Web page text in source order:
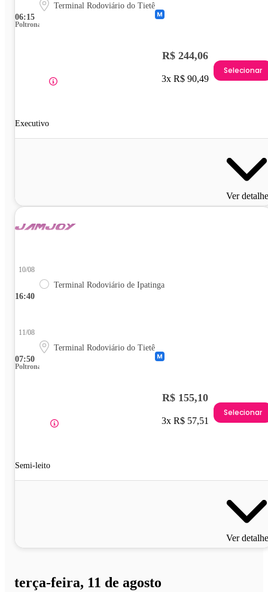
06:15
Terminal Rodoviário do Tietê
Poltrona
Executivo
R$ 244,06
3x R$ 90,49
Selecionar
Ver
16:40
10/08
Terminal Rodoviário de Ipatinga
07:50
11/08
Terminal Rodoviário do Tietê
Poltrona
Semi-leito
R$ 155,10
3x R$ 57,51
Selecionar
Ver
terça-feira, 11 de agosto